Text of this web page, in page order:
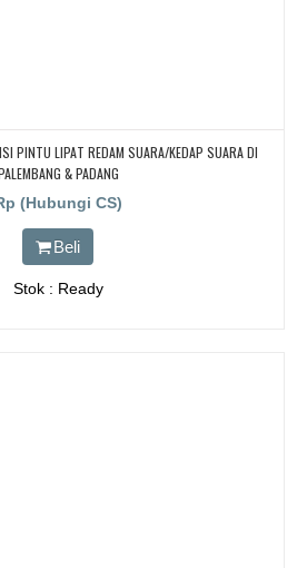
PINTU LIPAT REDAM SUARA/KEDAP SUARA DI
& PADANG
(Hubungi CS)
Beli
Stok : Ready